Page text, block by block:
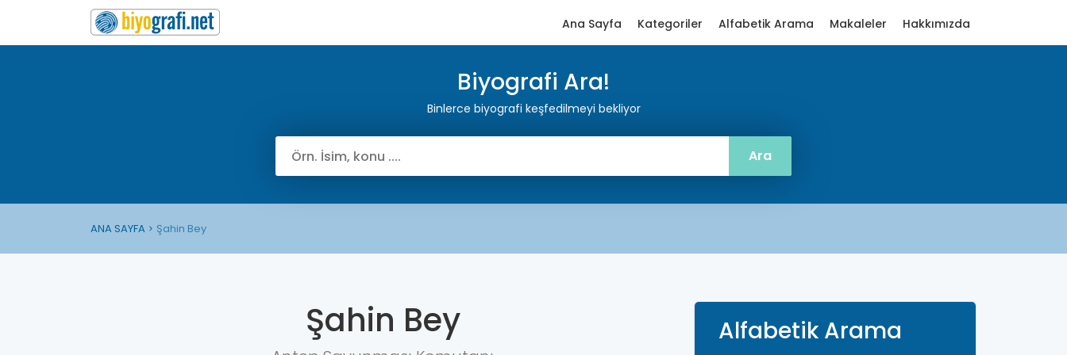
Ana Sayfa Kategoriler Alfabetik Arama Makaleler Hakkımızda
Biyografi Ara!
Binlerce biyografi keşfedilmeyi bekliyor
ANA SAYFA Şahin Bey
Şahin Bey Alfabetik Arama